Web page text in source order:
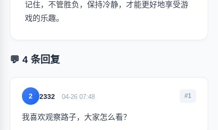
记住，不管胜负，保持冷静，才能更好地享受游
戏的乐趣。
💬 4 条回复
2 2332 04-26 07:48 #1
我喜欢观察路子，大家怎么看？